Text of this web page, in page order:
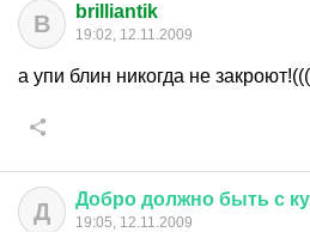
B brilliantik
19:02, 12.11.2009
а упи блин никогда не закроют!(((
Д Добро должно быть с
19:05, 12.11.2009